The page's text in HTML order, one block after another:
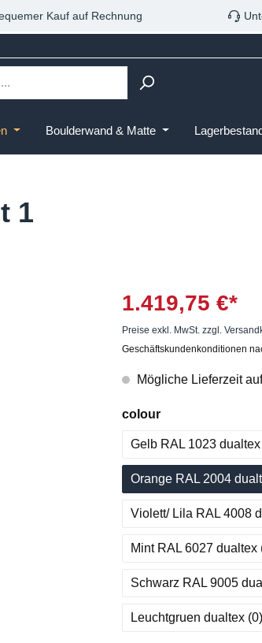
Kauf auf Rechnung
Boulderwand & Matte
1
1.419,75 €*
Preise exkl. MwSt. zzgl.
Geschäftskundenkonditionen
Mögliche Lieferzeit
colour
Gelb RAL 1023 dualtex
Orange RAL 2004
Violett/ Lila RAL 4008
Mint RAL 6027 dualtex
Schwarz RAL 9005
Leuchtgruen dualtex (0)